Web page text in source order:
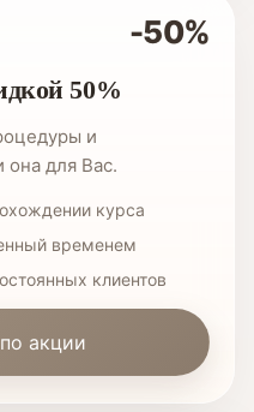
-50%
50%
и
она для Вас.
курса
временем
клиентов
акции